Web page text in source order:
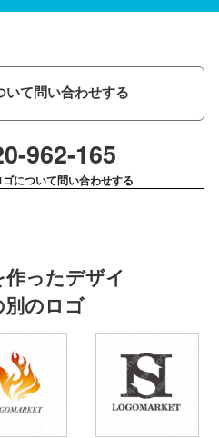
いて問い合わせする
962-165
について問い合わせする
ったデザイ
のロゴ